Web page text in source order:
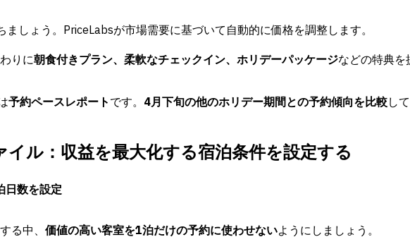
ましょう。PriceLabsが市場需要に基づいて自動的に価格を調整します。
わりに朝食付きプラン、柔軟なチェックイン、ホリデーパッケージなどの特典を
予約ペースレポート です。 4月下旬の他のホリデー期間との予約傾向を比較し
イル：収益を最大化する宿泊条件を設定する
日数を設定
る中、 価値の高い客室を1泊だけの予約に使わせないようにしましょう。